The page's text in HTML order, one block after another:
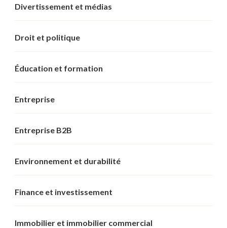
Divertissement et médias
Droit et politique
Éducation et formation
Entreprise
Entreprise B2B
Environnement et durabilité
Finance et investissement
Immobilier et immobilier commercial